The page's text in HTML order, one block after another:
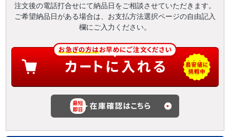
注文後の電話打合せにて納品日をご相談させていただきます。
ご希望納品日がある場合は、お支払方法選択ページの自由記入
欄にご入力ください。